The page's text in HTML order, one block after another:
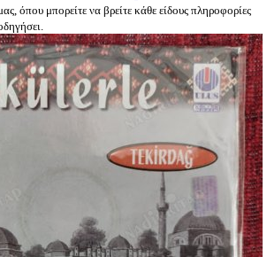
όπου μπορείτε να βρείτε κάθε είδους πληροφορίες